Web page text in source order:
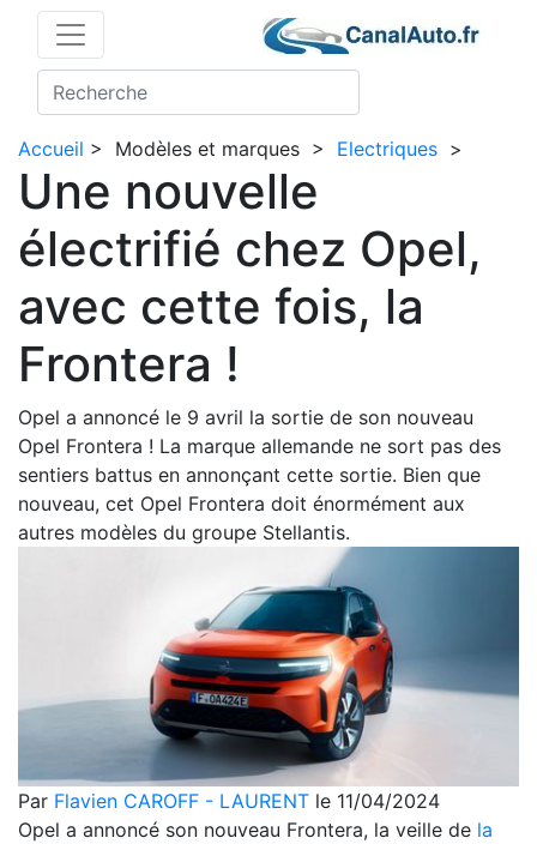
Accueil > Modèles et marques > Electriques >
Une nouvelle
électrifié chez Opel,
avec cette fois, la
Frontera !
Opel a annoncé le 9 avril la sortie de son nouveau
Opel Frontera ! La marque allemande ne sort pas des
sentiers battus en annonçant cette sortie. Bien que
nouveau, cet Opel Frontera doit énormément aux
autres modèles du groupe Stellantis.
Par Flavien CAROFF - LAURENT le 11/04/2024
Opel a annoncé son nouveau Frontera, la veille de la